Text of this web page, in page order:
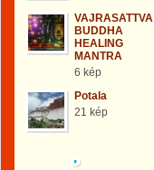
VAJRASATTVA
BUDDHA
HEALING
MANTRA
6 kép
Potala
21 kép